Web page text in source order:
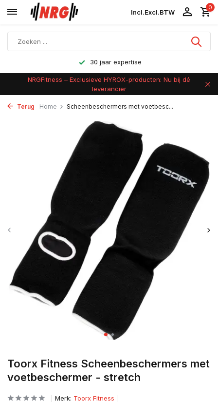
Incl.Excl.BTW
0
Achteraf betalen
NRGFitness – Exclusieve HYROX-producten: Nu bij dé
leverancier
Terug Home Scheenbeschermers met voetbesc...
Toorx Fitness Scheenbeschermers met
voetbeschermer - stretch
Merk: Toorx Fitness